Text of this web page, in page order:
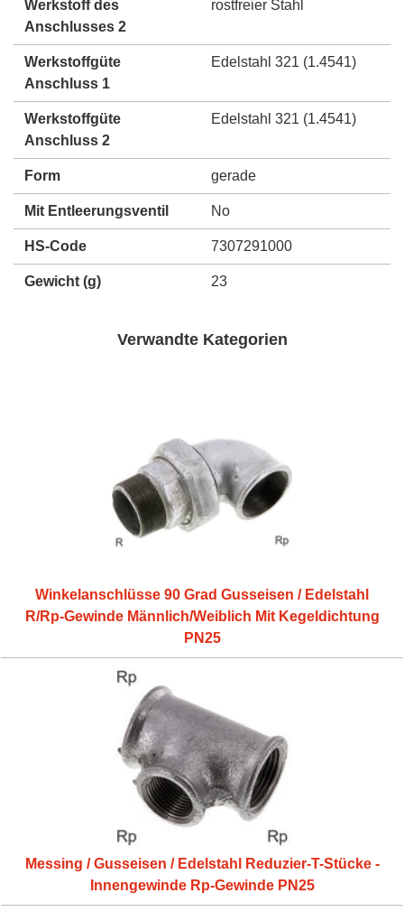
Werkstoff des
Anschlusses 2
rostfreier Stahl
Werkstoffgüte
Anschluss 1
Edelstahl 321 (1.4541)
Werkstoffgüte
Anschluss 2
Edelstahl 321 (1.4541)
Form gerade
Mit Entleerungsventil No
HS-Code 7307291000
Gewicht (g) 23
Verwandte Kategorien
Winkelanschlüsse 90 Grad Gusseisen / Edelstahl
R/Rp-Gewinde Männlich/Weiblich Mit Kegeldichtung
PN25
Messing / Gusseisen / Edelstahl Reduzier-T-Stücke -
Innengewinde Rp-Gewinde PN25